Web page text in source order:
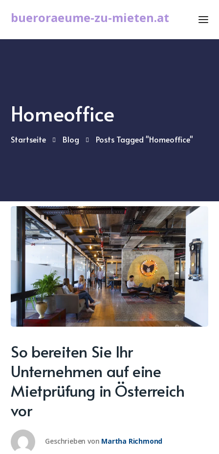
bueroraeume-zu-mieten.at
Homeoffice
Startseite Blog Posts Tagged "Homeoffice"
So bereiten Sie Ihr
Unternehmen auf eine
Mietprüfung in Österreich
vor
Geschrieben von Martha Richmond